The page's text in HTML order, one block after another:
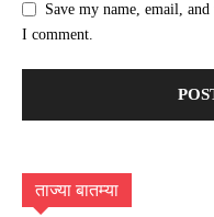
Save my name, email,
I comment.
ताज्या बातम्या